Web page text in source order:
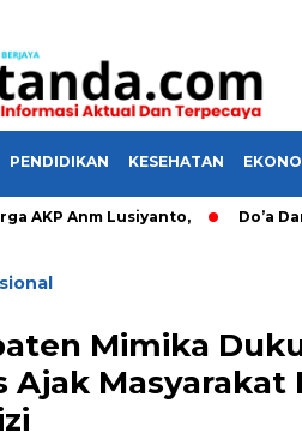
PENDIDIKAN KESEHATAN
Anm Lusiyanto, Do’a Dan
Mimika
Ajak